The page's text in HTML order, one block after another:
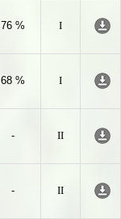
76 %
I
68 %
I
-
II
-
II